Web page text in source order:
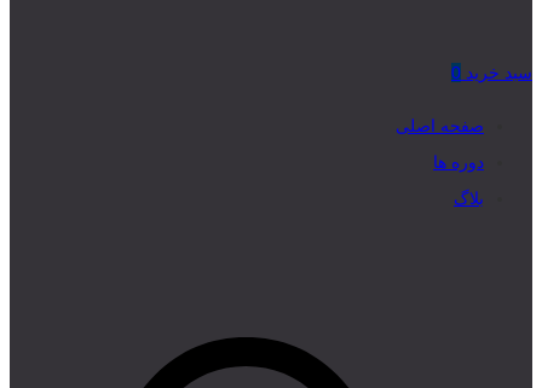
سبد خرید 0
صفحه اصلی
دوره ها
بلاگ